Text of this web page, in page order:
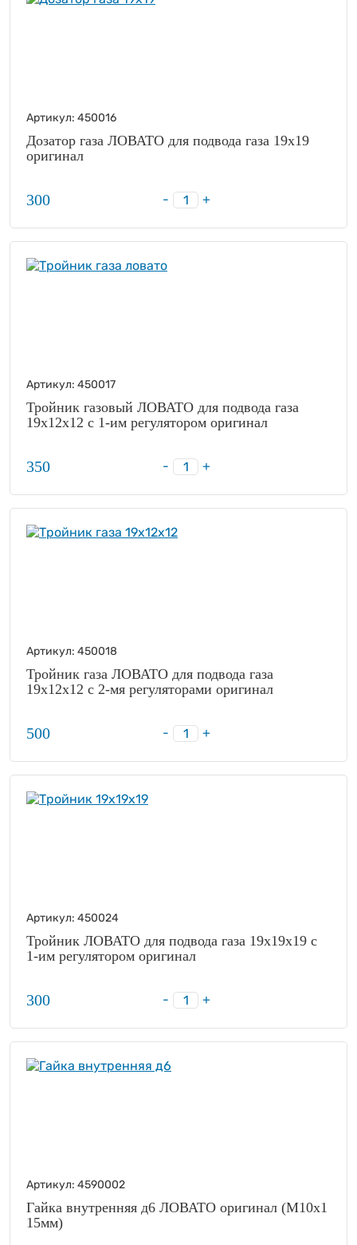
Артикул: 450016
Дозатор газа ЛОВАТО для подвода газа 19х19
оригинал
300 - +
Артикул: 450017
Тройник газовый ЛОВАТО для подвода газа
19х12х12 с 1-им регулятором оригинал
350 - +
Артикул: 450018
Тройник газа ЛОВАТО для подвода газа
19х12х12 с 2-мя регуляторами оригинал
500 - +
Артикул: 450024
Тройник ЛОВАТО для подвода газа 19х19х19 с
1-им регулятором оригинал
300 - +
Артикул: 4590002
Гайка внутренняя д6 ЛОВАТО оригинал (М10х1
15мм)